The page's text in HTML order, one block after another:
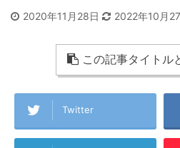
2020年11月28日 2022年10月
この記事タイトル
Twitter